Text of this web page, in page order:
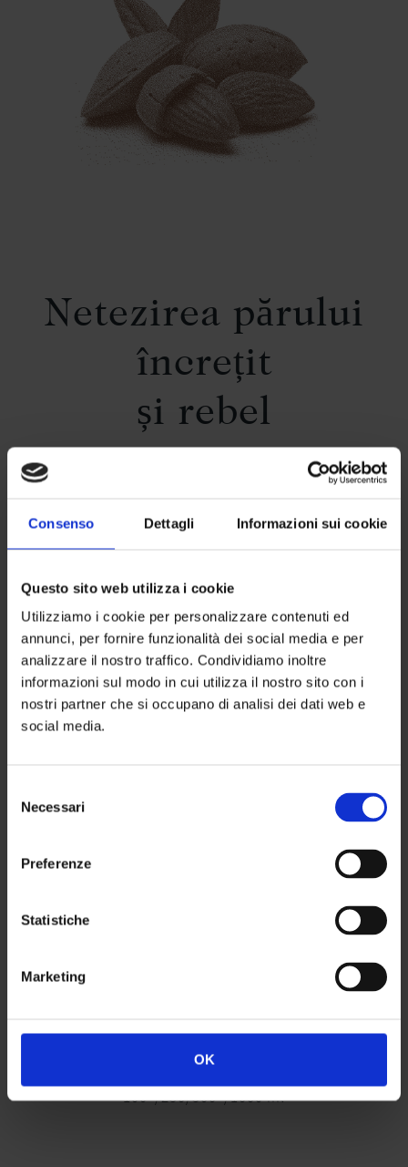
Consenso Dettagli Informazioni sui cookie
Questo sito web utilizza i cookie
Utilizziamo i cookie per personalizzare contenuti ed
annunci, per fornire funzionalità dei social media e per
analizzare il nostro traffico. Condividiamo inoltre
informazioni sul modo in cui utilizza il nostro sito con i
nostri partner che si occupano di analisi dei dati web e
social media.
delNecessari
Preferenze
Statistiche
Marketing
OK
Netezirea părului
încrețit
și rebel
Pentru păr perfect neted: descurcă părul instantaneu,
vârfuri. Ușurează procesul de uscare și menține o
mișcare naturală: descurcă părul instantaneu,
lăsându-l ușor de coafat. Permite realizarea de ondule
luminoase sau bucle lejere, naturale, fără fire rebele.
DISCIPLINA SHAMPOO
100*/250/500*/1000 ml